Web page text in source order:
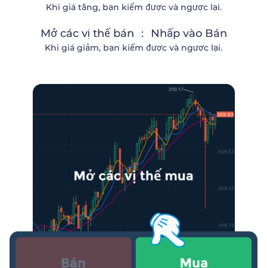
Khi giá tăng, bạn kiếm được và ngược lại.
Mở các vị thế bán ： Nhấp vào Bán
Khi giá giảm, bạn kiếm được và ngược lại.